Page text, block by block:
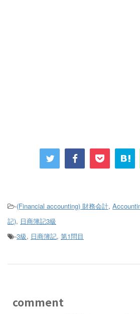
-(Financial accounting) 財務会計,
記), 日商簿記3級
-3級, 日商簿記, 第1問目
comment